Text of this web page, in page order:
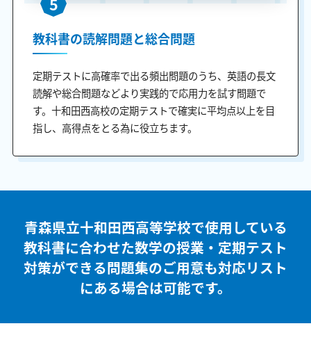
教科書の読解問題と総合問題
定期テストに高確率で出る頻出問題のうち、英語の長文
読解や総合問題などより実践的で応用力を試す問題で
す。十和田西高校の定期テストで確実に平均点以上を目
指し、高得点をとる為に役立ちます。
青森県立十和田西高等学校で使用している
教科書に合わせた数学の授業・定期テスト
対策ができる問題集のご用意も対応リスト
にある場合は可能です。